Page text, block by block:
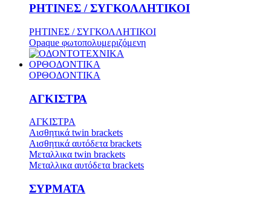
ΡΗΤΙΝΕΣ / ΣΥΓΚΟΛΛΗΤΙΚΟΙ
ΡΗΤΙΝΕΣ / ΣΥΓΚΟΛΛΗΤΙΚΟΙ
Opaque φωτοπολυμεριζόμενη
ΟΡΘΟΔΟΝΤΙΚΑ
ΟΡΘΟΔΟΝΤΙΚΑ
ΑΓΚΙΣΤΡΑ
ΑΓΚΙΣΤΡΑ
Aισθητικά twin brackets
Αισθητικά αυτόδετα brackets
Μεταλλικα twin brackets
Μεταλλικα αυτόδετα brackets
ΣΥΡΜΑΤΑ